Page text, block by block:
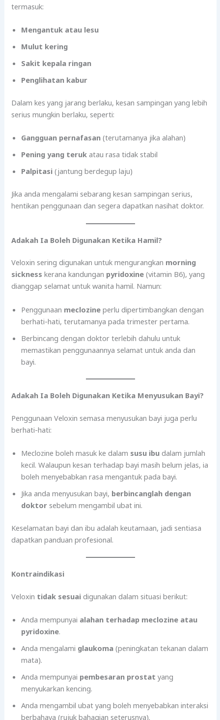
termasuk:
Mengantuk atau lesu
Mulut kering
Sakit kepala ringan
Penglihatan kabur
Dalam kes yang jarang berlaku, kesan sampingan yang lebih
serius mungkin berlaku, seperti:
Gangguan pernafasan (terutamanya jika alahan)
Pening yang teruk atau rasa tidak stabil
Palpitasi (jantung berdegup laju)
Jika anda mengalami sebarang kesan sampingan serius,
hentikan penggunaan dan segera dapatkan nasihat doktor.
Adakah Ia Boleh Digunakan Ketika Hamil?
Veloxin sering digunakan untuk mengurangkan morning
sickness kerana kandungan pyridoxine (vitamin B6), yang
dianggap selamat untuk wanita hamil. Namun:
Penggunaan meclozine perlu dipertimbangkan dengan
berhati-hati, terutamanya pada trimester pertama.
Berbincang dengan doktor terlebih dahulu untuk
memastikan penggunaannya selamat untuk anda dan
bayi.
Adakah Ia Boleh Digunakan Ketika Menyusukan Bayi?
Penggunaan Veloxin semasa menyusukan bayi juga perlu
berhati-hati:
Meclozine boleh masuk ke dalam susu ibu dalam jumlah
kecil. Walaupun kesan terhadap bayi masih belum jelas, ia
boleh menyebabkan rasa mengantuk pada bayi.
Jika anda menyusukan bayi, berbincanglah dengan
doktor sebelum mengambil ubat ini.
Keselamatan bayi dan ibu adalah keutamaan, jadi sentiasa
dapatkan panduan profesional.
Kontraindikasi
Veloxin tidak sesuai digunakan dalam situasi berikut:
Anda mempunyai alahan terhadap meclozine atau
pyridoxine.
Anda mengalami glaukoma (peningkatan tekanan dalam
mata).
Anda mempunyai pembesaran prostat yang
menyukarkan kencing.
Anda mengambil ubat yang boleh menyebabkan interaksi
berbahaya (rujuk bahagian seterusnya).